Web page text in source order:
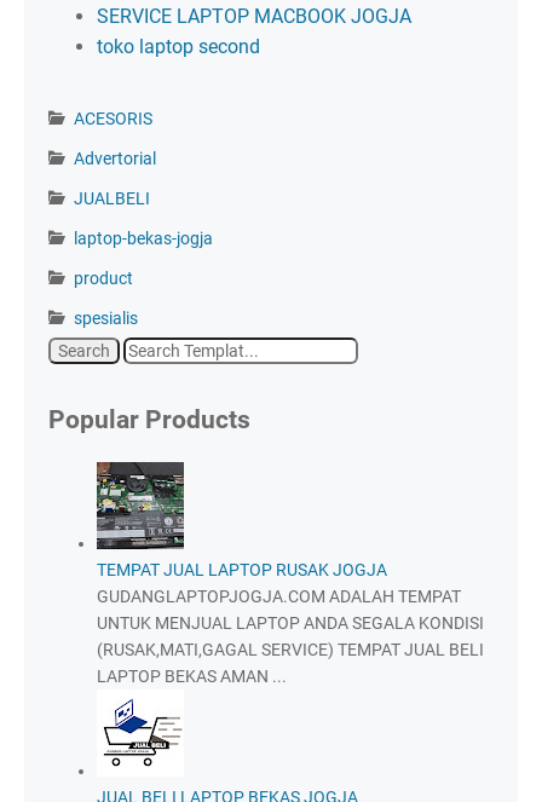
SERVICE LAPTOP MACBOOK JOGJA
toko laptop second
ACESORIS
Advertorial
JUALBELI
laptop-bekas-jogja
product
spesialis
Popular Products
TEMPAT JUAL LAPTOP RUSAK JOGJA
GUDANGLAPTOPJOGJA.COM ADALAH TEMPAT
UNTUK MENJUAL LAPTOP ANDA SEGALA KONDISI
(RUSAK,MATI,GAGAL SERVICE) TEMPAT JUAL BELI
LAPTOP BEKAS AMAN ...
JUAL BELI LAPTOP BEKAS JOGJA